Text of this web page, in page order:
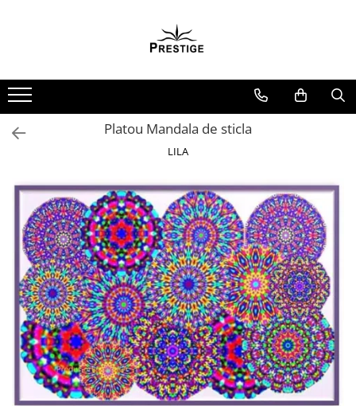
Noutati
Promotii
Pachete Speciale Carti
Arte Divinatorii
Astrologie
Chiromantie
Dezvoltare Spirituala
KidConnection
Minte Corp
New Illuminati Files
Numerologie
Paranormal
Platou Mandala de sticla
LILA